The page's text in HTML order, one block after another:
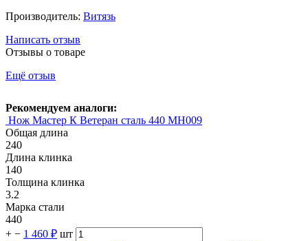
Производитель: Витязь
Написать отзыв
Отзывы о товаре
Ещё отзыв
Рекомендуем аналоги:
Нож Мастер К Ветеран сталь 440 MH009
Общая длина
240
Длина клинка
140
Толщина клинка
3.2
Марка стали
440
+ − 1 460 ₽ шт